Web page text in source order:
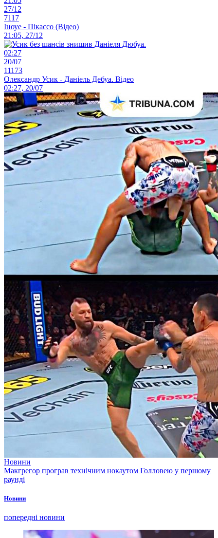
27/12
7117
Іноуе - Пікассо (Відео)
21:05, 27/12
02:27
20/07
11173
Олександр Усик - Даніель Дебуа. Відео
02:27, 20/07
Новини
Макгрегор програв технічним нокаутом Голловею у першому
раунді
Новини
попередні новини